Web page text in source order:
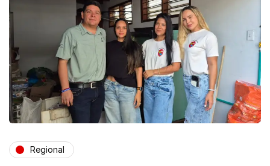
Regional